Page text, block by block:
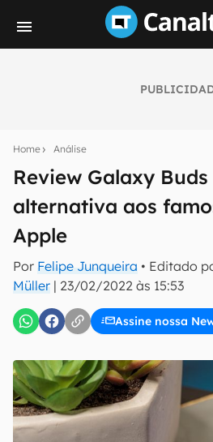
Home Análise
Review Galaxy
alternativa aos
Apple
Por Felipe Junqueira • Editado
Müller | 23/02/2022 às 15:53
Assine nossa
notícias e reviews sobre
mão.
E-mail
inscreva-se
Confirmo que li, aceito e
Uso e Política de Privacidade do